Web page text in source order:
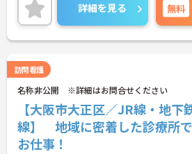
詳細を見る 無料
訪問看護
名称非公開 ※詳細はお問合せください
【大阪市大正区／JR線・地下
線】 地域に密着した診療所
お仕事！